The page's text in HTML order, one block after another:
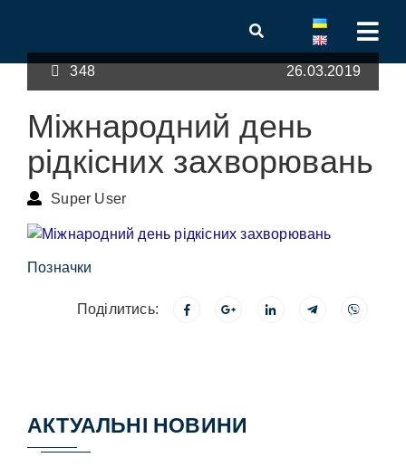
348 26.03.2019
Міжнародний день
рідкісних захворювань
Super User
Позначки
Поділитись:
АКТУАЛЬНІ НОВИНИ